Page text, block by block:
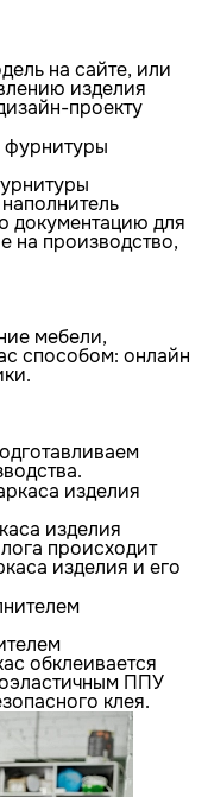
на сайте, или
изделия
проекту
документацию для
на производство,
мебели,
способом: онлайн
изделия
происходит
изделия и его
обклеивается
ППУ
клея.